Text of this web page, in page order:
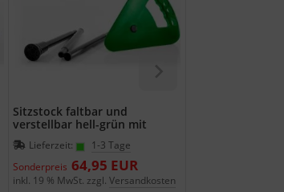
Sitzstock faltbar und
verstellbar hell-grün mit
Tasche
Lieferzeit:
1-3 Tage
Sonderpreis 64,95 EUR
inkl. 19 % MwSt. zzgl.Versandkosten